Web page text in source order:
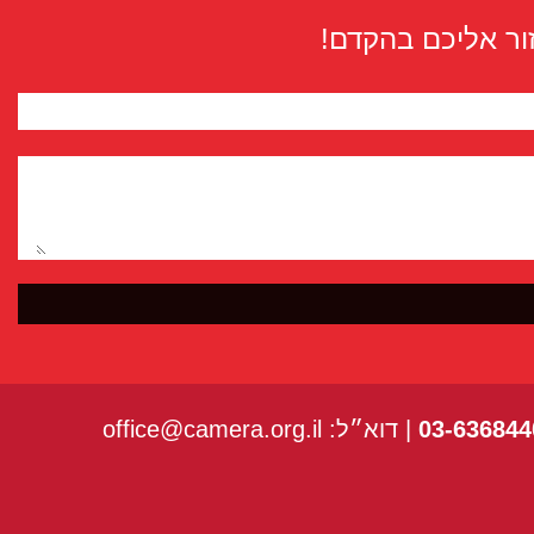
אליכם בהקדם!
03- | דוא״ל: office@camera.org.il